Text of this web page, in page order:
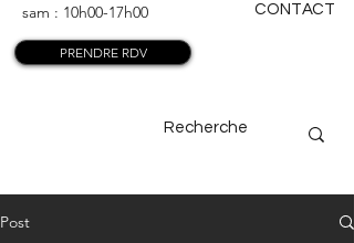
sam : 10h00-17h00
CONTACT
PRENDRE RDV
Post